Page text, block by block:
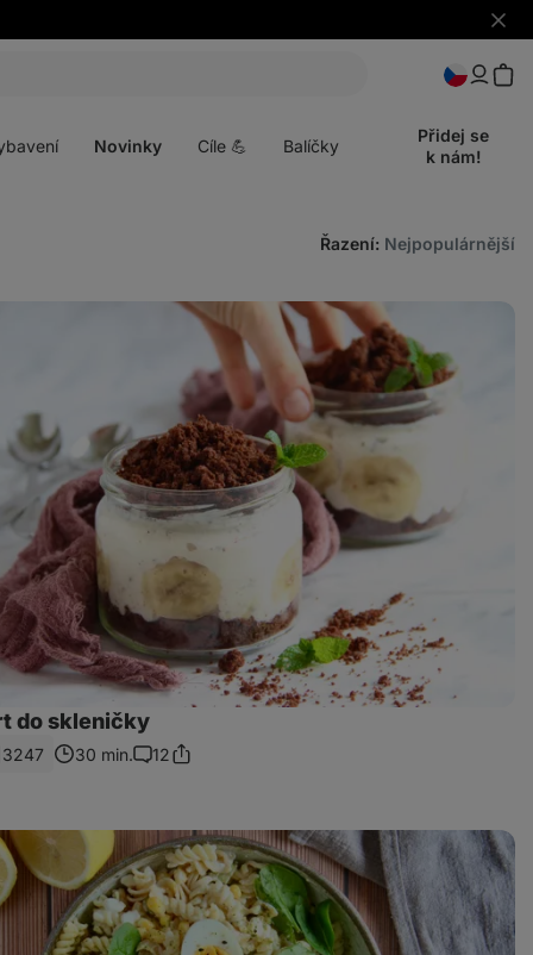
Skrýt
Novinky Cíle 💪 Balíčky
Přidej se
k nám!
Řazení: Nejpopulárnější
do skleničky
3247 30 min.
Komentáře
12Sdílet